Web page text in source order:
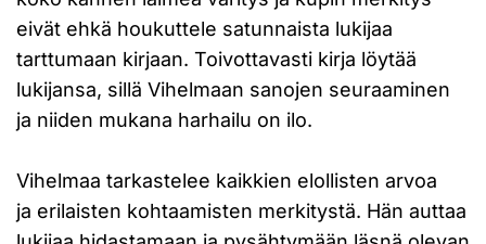
eivät ehkä houkuttele satunnaista lukijaa
tarttumaan kirjaan. Toivottavasti kirja löytää
lukijansa, sillä Vihelmaan sanojen seuraaminen
ja niiden mukana harhailu on ilo.
Vihelmaa tarkastelee kaikkien elollisten arvoa
ja erilaisten kohtaamisten merkitystä. Hän auttaa